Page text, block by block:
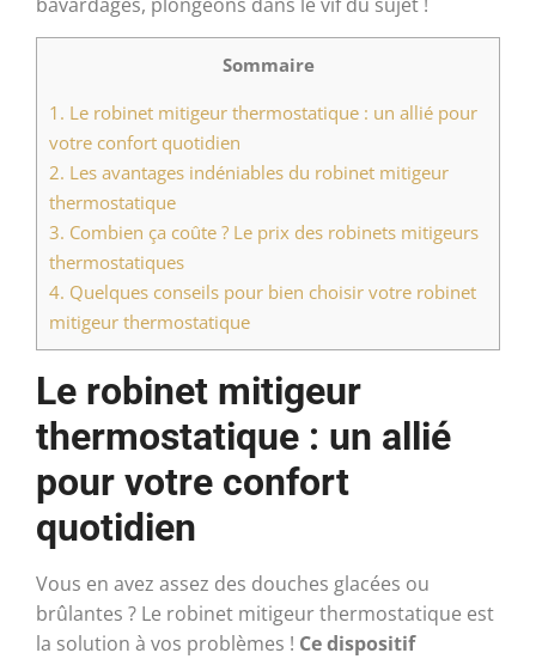
Sommaire
1. Le robinet mitigeur thermostatique : un allié pour
votre confort quotidien
2. Les avantages indéniables du robinet mitigeur
thermostatique
3. Combien ça coûte ? Le prix des robinets mitigeurs
thermostatiques
4. Quelques conseils pour bien choisir votre robinet
mitigeur thermostatique
Le robinet mitigeur
thermostatique : un allié
pour votre confort
quotidien
Vous en avez assez des douches glacées ou
brûlantes ? Le robinet mitigeur thermostatique est
la solution à vos problèmes ! Ce dispositif